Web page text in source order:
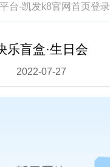
台-凯发k8官网首页登录
乐盲盒·生日会
2022-07-27